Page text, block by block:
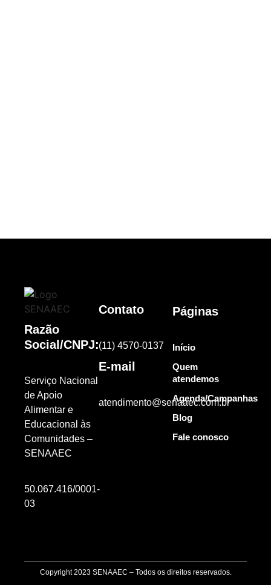
Razão
Social/CNPJ:
Serviço Nacional
de Apoio
Alimentar e
Educacional às
Comunidades –
SENAAEC
50.067.416/0001-
03
Contato
(11) 4570-0137
E-mail
atendimento@senaaec.com.br
Páginas
Início
Quem
atendemos
Agenda/Campanhas
Blog
Fale conosco
Copyright 2023 SENAAEC – Todos os direitos reservados.